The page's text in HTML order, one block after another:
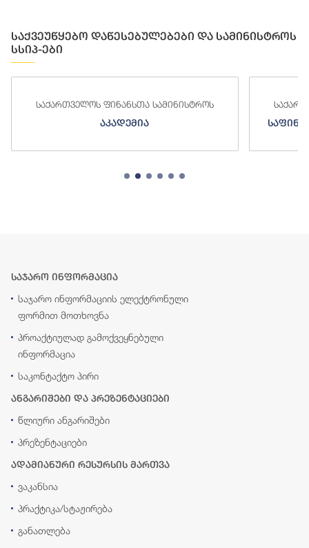
საქვეუწყებო დაწესებულებები და სამინისტროს
სსიპ-ები
სამინისტროს
საქართველოს ფინანსთა სამინისტროს
საფინანსო-ანალიტიკური
საჯარო ინფორმაცია
საჯარო ინფორმაციის ელექტრონული
ფორმით მოთხოვნა
პროაქტიულად გამოქვეყნებული
ინფორმაცია
საკონტაქტო პირი
ანგარიშები და პრეზენტაციები
წლიური ანგარიშები
პრეზენტაციები
ადამიანური რესურსის მართვა
ვაკანსია
პრაქტიკა/სტაჟირება
განათლება